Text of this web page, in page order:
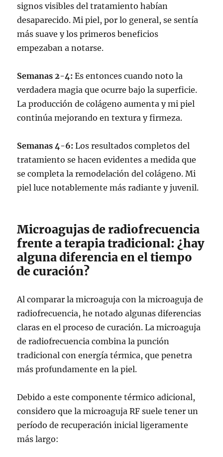
signos visibles del tratamiento habían
desaparecido. Mi piel, por lo general, se sentía
más suave y los primeros beneficios
empezaban a notarse.
Semanas 2-4: Es entonces cuando noto la
verdadera magia que ocurre bajo la superficie.
La producción de colágeno aumenta y mi piel
continúa mejorando en textura y firmeza.
Semanas 4-6: Los resultados completos del
tratamiento se hacen evidentes a medida que
se completa la remodelación del colágeno. Mi
piel luce notablemente más radiante y juvenil.
Microagujas de radiofrecuencia
frente a terapia tradicional: ¿hay
alguna diferencia en el tiempo
de curación?
Al comparar la microaguja con la microaguja de
radiofrecuencia, he notado algunas diferencias
claras en el proceso de curación. La microaguja
de radiofrecuencia combina la punción
tradicional con energía térmica, que penetra
más profundamente en la piel.
Debido a este componente térmico adicional,
considero que la microaguja RF suele tener un
período de recuperación inicial ligeramente
más largo: